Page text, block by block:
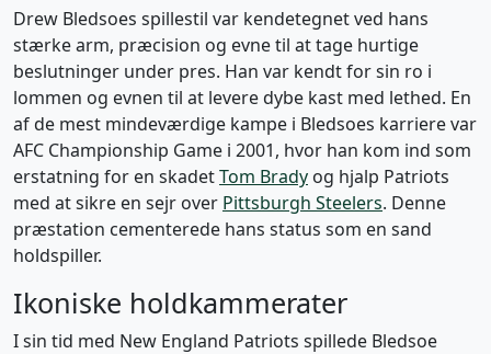
Drew Bledsoes spillestil var kendetegnet ved hans
stærke arm, præcision og evne til at tage hurtige
beslutninger under pres. Han var kendt for sin ro i
lommen og evnen til at levere dybe kast med lethed. En
af de mest mindeværdige kampe i Bledsoes karriere var
AFC Championship Game i 2001, hvor han kom ind som
erstatning for en skadetTom Brady og hjalp Patriots
med at sikre en sejr over Pittsburgh Steelers. Denne
præstation cementerede hans status som en sand
holdspiller.
Ikoniske holdkammerater
I sin tid med New England Patriots spillede Bledsoe